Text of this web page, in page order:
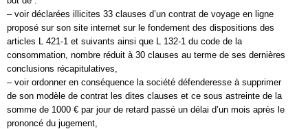
– voir déclarées illicites 33 clauses d’un contrat de voyage en ligne
proposé sur son site internet sur le fondement des dispositions des
articles L 421-1 et suivants ainsi que L 132-1 du code de la
consommation, nombre réduit à 30 clauses au terme de ses dernières
conclusions récapitulatives,
– voir ordonner en conséquence la société défenderesse à supprimer
de son modèle de contrat les dites clauses et ce sous astreinte de la
somme de 1000 € par jour de retard passé un délai d’un mois après le
prononcé du jugement,